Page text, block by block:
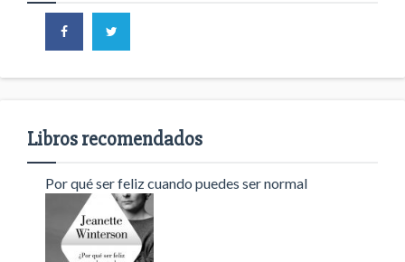
Libros recomendados
Por qué ser feliz cuando puedes ser normal